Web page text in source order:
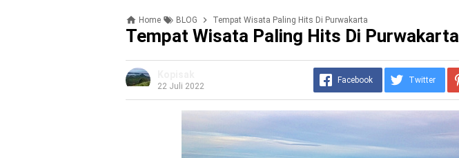
Home BLOG Tempat Wisata Paling Hits Di Purwakarta
Tempat Wisata Paling Hits Di Purwakarta
22 Juli 2022
Facebook Twitter